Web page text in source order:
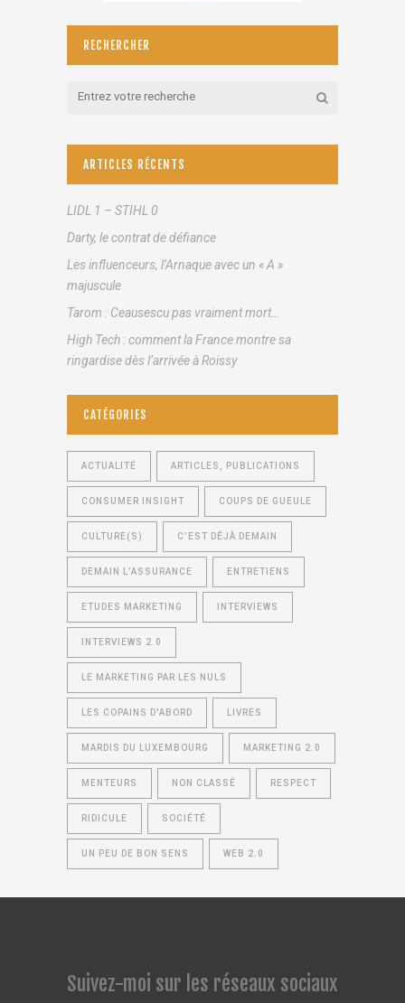
RECHERCHER
ARTICLES RÉCENTS
LIDL 1 – STIHL 0
Darty, le contrat de défiance
Les influenceurs, l’Arnaque avec un « A »
majuscule
Tarom : Ceausescu pas vraiment mort…
High Tech : comment la France montre sa
ringardise dès l’arrivée à Roissy
CATÉGORIES
ACTUALITÉ ARTICLES, PUBLICATIONS
CONSUMER INSIGHT COUPS DE GUEULE
CULTURE(S) C’EST DÉJÀ DEMAIN
DEMAIN L’ASSURANCE ENTRETIENS
ETUDES MARKETING INTERVIEWS
INTERVIEWS 2.0
LE MARKETING PAR LES NULS
LES COPAINS D'ABORD LIVRES
MARDIS DU LUXEMBOURG MARKETING 2.0
MENTEURS NON CLASSÉ RESPECT
RIDICULE SOCIÉTÉ
UN PEU DE BON SENS WEB 2.0
Suivez-moi sur les réseaux sociaux